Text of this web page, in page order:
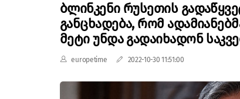
Ბლინკენი Რუსეთის
Განცხადება, Რომ
Მეტი Უნდა Გადაიხადონ
europetime 2022-10-30 11:51:00